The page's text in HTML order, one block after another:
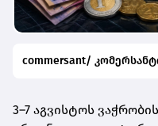
commersant/
3–7 აგვისტოს